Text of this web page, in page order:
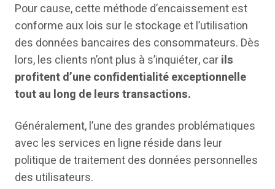
Pour cause, cette méthode d’encaissement est
conforme aux lois sur le stockage et l’utilisation
des données bancaires des consommateurs. Dès
lors, les clients n’ont plus à s’inquiéter, carils
profitent d’une confidentialité exceptionnelle
tout au long de leurs transactions.
Généralement, l’une des grandes problématiques
avec les services en ligne réside dans leur
politique de traitement des données personnelles
des utilisateurs.